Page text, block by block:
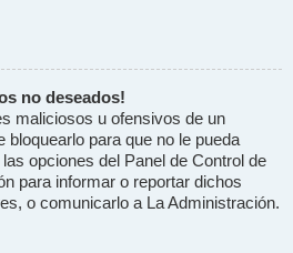
no deseados!
maliciosos u ofensivos de un
bloquearlo para que no le pueda
opciones del Panel de Control de
para informar o reportar dichos
o comunicarlo a La Administración.